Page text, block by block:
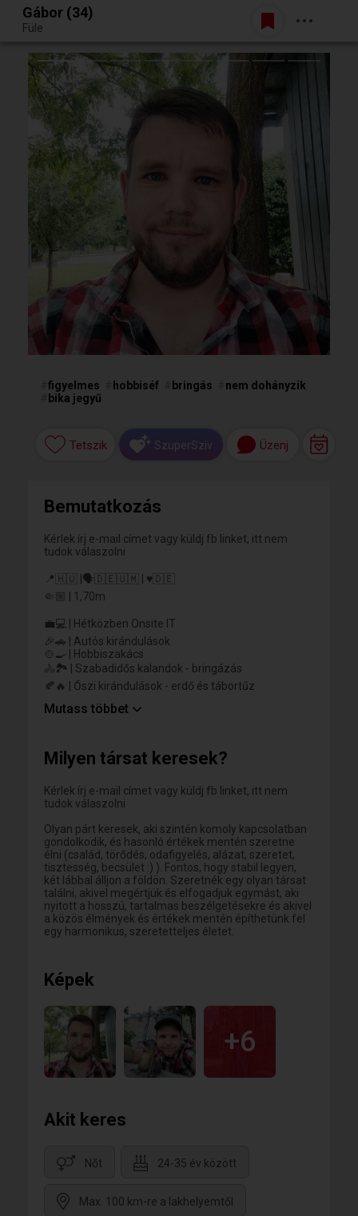
Egy jó randiból bármi lehet.
Belépés
Gábor (34)
Füle
figyelmes hobbiséf bringás
nem dohányzik
bika jegyű
Tetszik SzuperSzív Üzenj
Bemutatkozás
Kérlek írj e-mail címet vagy küldj fb linket, itt nem
tudok válaszolni
📍🇭🇺 |🗣️🇩🇪🇺🇲 | ♥️🇩🇪
🤏🏼 | 1,70m
💼💻 | Hétközben Onsite IT
🎉🚗 | Autós kirándulások
🍲🍳 | Hobbiszakács
🚴🏞️ | Szabadidős kalandok - bringázás
🍂🔥 | Őszi kirándulások - erdő és tábortűz
🧠💬 | Őszinte kommunikáció - enélkül semmi sem
ez nem kérdés
🧬🤝 | Kötelesség és felelősség – hagyományos
🔑👨‍👩‍👧‍👦 | Becsület és hűség: ezek vezérelnek
32 éves vagyok, a mindennapokban IT területen
dolgozom. Szeretem rendszerezetten vezetni a
dolgaimat, igaz ez a munkámra és a privát életemre
is. Úgy gondolom, csak így lehet előre jutni, ha az
ember tudja, meddig ér a takaró :)
A szabadidőmben szeretek a kutyámmal játszani, és
szívesen megyek kisebb-nagyobb körökre bringával,
de nagyon szeretek sétálni, és nagyokat beszélgetni
a barátokkal (a csillagok és a tábortűz opcionális).
Nagyon szeretem a társas játékos, összeülős,
kölcsönös megértés és elfogadás. Olyan kapcsolatot
keresek, ahol a hosszú beszélgetések, a közös
élmények és a hagyományos értékek fontos
szerepet játszanak. Hobbiként főzök is, szeretek
kísérletezni a konyhában. A célom egy olyan család
létrehozása, ahol a férfi és női szerepek
természetesen vannak meg.
Mutass többet
Milyen társat keresek?
Kérlek írj e-mail címet vagy küldj fb linket, itt nem
tudok válaszolni
Olyan párt keresek, aki szintén komoly kapcsolatban
gondolkodik, és hasonló értékek mentén szeretne
élni (család, törődés, odafigyelés, alázat, szeretet,
tisztesség, becsület :) ). Fontos, hogy stabil legyen,
két lábbal álljon a földön. Szeretnék egy olyan társat
találni, akivel megértjük és elfogadjuk egymást, aki
nyitott a hosszú, tartalmas beszélgetésekre és akivel
a közös élmények és értékek mentén építhetünk fel
egy harmonikus, szeretetteljes életet.
Képek
+6
Akit keres
Nőt 24-35 év között
Max. 100 km-re a lakhelyemtől